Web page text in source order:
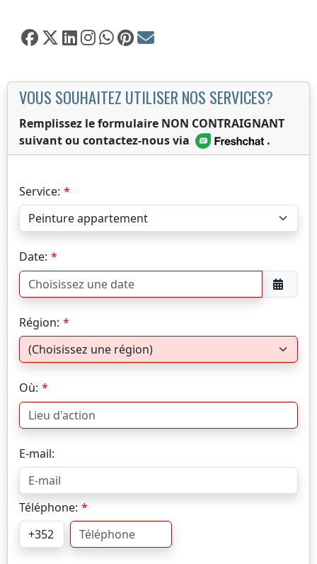
VOUS SOUHAITEZ UTILISER NOS SERVICES?
Remplissez le formulaire NON CONTRAIGNANT
suivant ou contactez-nous via
.
Service:
Date:
Région:
Où:
E-mail:
Téléphone: